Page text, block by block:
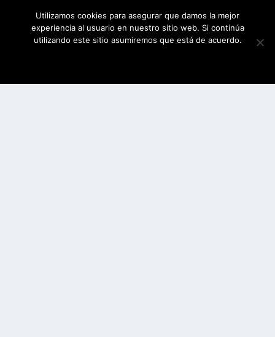
Utilizamos cookies para asegurar que damos la mejor
experiencia al usuario en nuestro sitio web. Si continúa
utilizando este sitio asumiremos que está de acuerdo.